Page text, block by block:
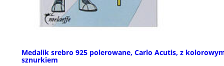
Medalik srebro 925 polerowane, Carlo Acutis, z
sznurkiem